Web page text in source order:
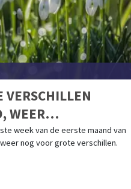
VERSCHILLEN
WEER
IN LAATSTE
week van de eerste maand van
nog voor grote verschillen.